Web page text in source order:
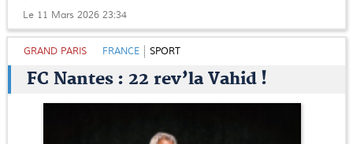
Le 11 Mars 2026 23:34
GRAND PARIS FRANCE SPORT
FC Nantes : 22 rev’la Vahid !